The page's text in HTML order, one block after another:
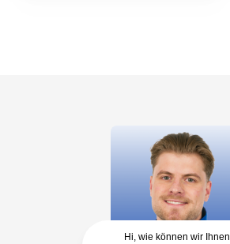
Hi, wie können wir Ihnen